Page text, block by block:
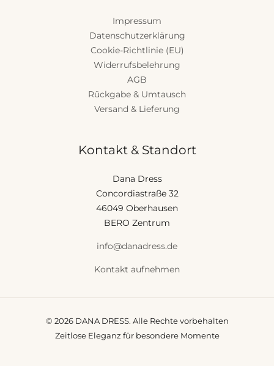
Impressum
Datenschutzerklärung
Cookie-Richtlinie (EU)
Widerrufsbelehrung
AGB
Rückgabe & Umtausch
Versand & Lieferung
Kontakt & Standort
Dana Dress
Concordiastraße 32
46049 Oberhausen
BERO Zentrum
info@danadress.de
Kontakt aufnehmen
© 2026 DANA DRESS. Alle Rechte vorbehalten
Zeitlose Eleganz für besondere Momente